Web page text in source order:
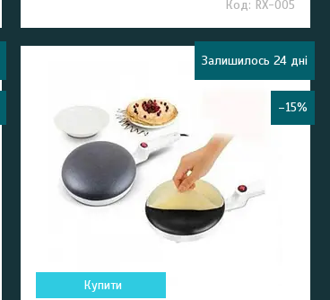
RX-005
–15%
Залишилось 24 дні
Купити